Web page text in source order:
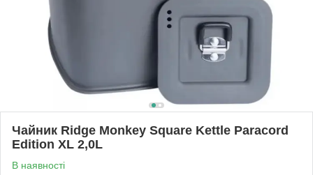
Чайник Ridge Monkey Square Kettle Paracord
Edition XL 2,0L
В наявності